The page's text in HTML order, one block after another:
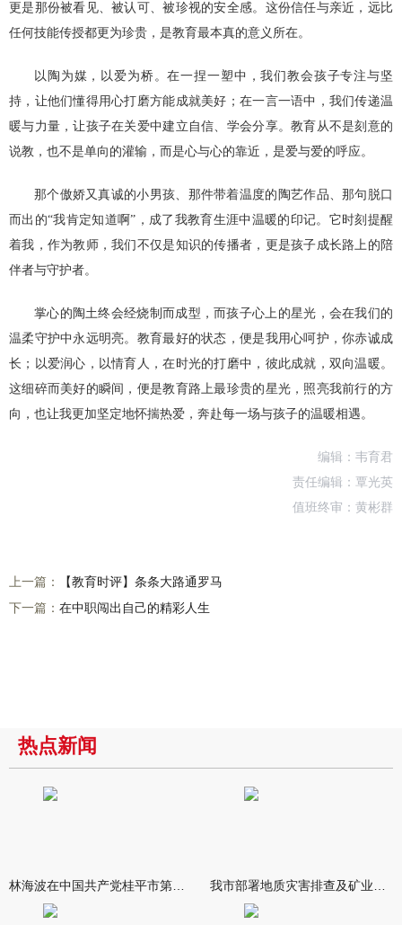
更是那份被看见、被认可、被珍视的安全感。这份信任与亲近，远比
任何技能传授都更为珍贵，是教育最本真的意义所在。
以陶为媒，以爱为桥。在一捏一塑中，我们教会孩子专注与坚
持，让他们懂得用心打磨方能成就美好；在一言一语中，我们传递温
暖与力量，让孩子在关爱中建立自信、学会分享。教育从不是刻意的
说教，也不是单向的灌输，而是心与心的靠近，是爱与爱的呼应。
那个傲娇又真诚的小男孩、那件带着温度的陶艺作品、那句脱口
而出的“我肯定知道啊”，成了我教育生涯中温暖的印记。它时刻提醒
着我，作为教师，我们不仅是知识的传播者，更是孩子成长路上的陪
伴者与守护者。
掌心的陶土终会经烧制而成型，而孩子心上的星光，会在我们的
温柔守护中永远明亮。教育最好的状态，便是我用心呵护，你赤诚成
长；以爱润心，以情育人，在时光的打磨中，彼此成就，双向温暖。
这细碎而美好的瞬间，便是教育路上最珍贵的星光，照亮我前行的方
向，也让我更加坚定地怀揣热爱，奔赴每一场与孩子的温暖相遇。
编辑：韦育君
责任编辑：覃光英
值班终审：黄彬群
上一篇：
【教育时评】条条大路通罗马
下一篇： 在中职闯出自己的精彩人生
热点新闻